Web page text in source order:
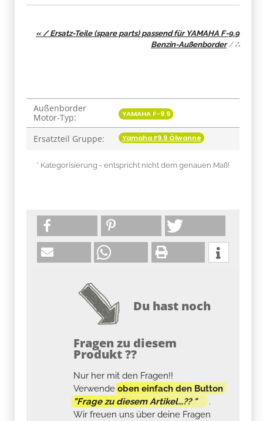
« / Ersatz-Teile (spare parts) passend für YAMAHA F-9.9
Benzin-Außenborder/∴
Produkteigenschaft
Wert
Außenborder
Motor-Typ:
YAMAHA F-9.9
Ersatzteil Gruppe: Yamaha F9.9 Ölwanne
* Kategorisierung - entspricht nicht dem genauen Maß!
Du hast noch
Fragen zu diesem
Produkt ??
Nur her mit den Fragen!!
Verwendeoben einfach den Button
"Frage zu diesem Artikel...?? "
.
Wir freuen uns über deine Fragen